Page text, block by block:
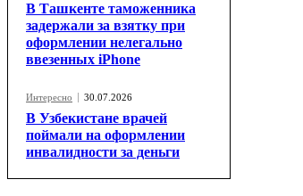
В Ташкенте таможенника
задержали за взятку при
оформлении нелегально
ввезенных iPhone
Интересно 30.07.2026
В Узбекистане врачей
поймали на оформлении
инвалидности за деньги